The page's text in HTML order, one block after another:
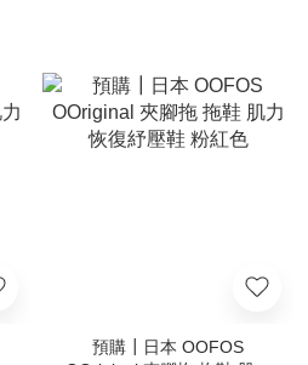
預購┃日本 OOFOS